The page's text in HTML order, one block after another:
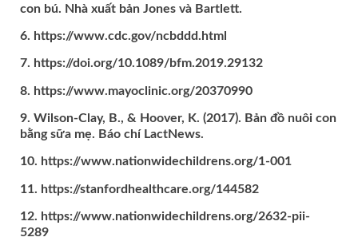
con bú. Nhà xuất bản Jones và Bartlett.
6. https://www.cdc.gov/ncbddd.html
7. https://doi.org/10.1089/bfm.2019.29132
8. https://www.mayoclinic.org/20370990
9. Wilson-Clay, B., & Hoover, K. (2017). Bản đồ nuôi con
bằng sữa mẹ. Báo chí LactNews.
10. https://www.nationwidechildrens.org/1-001
11. https://stanfordhealthcare.org/144582
12. https://www.nationwidechildrens.org/2632-pii-
5289